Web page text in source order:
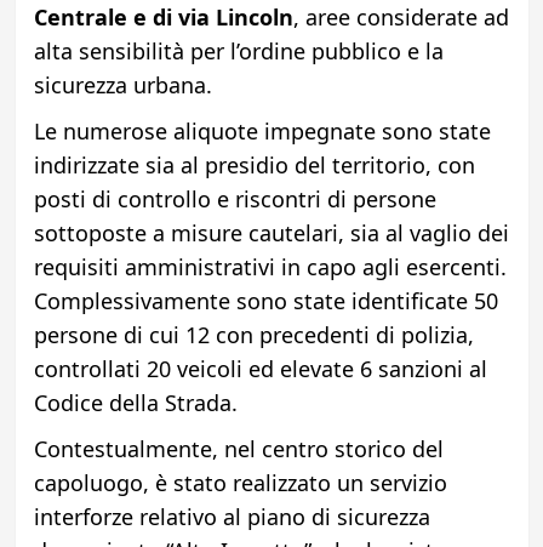
Centrale e di via Lincoln, aree considerate ad
alta sensibilità per l’ordine pubblico e la
sicurezza urbana.
Le numerose aliquote impegnate sono state
indirizzate sia al presidio del territorio, con
posti di controllo e riscontri di persone
sottoposte a misure cautelari, sia al vaglio dei
requisiti amministrativi in capo agli esercenti.
Complessivamente sono state identificate 50
persone di cui 12 con precedenti di polizia,
controllati 20 veicoli ed elevate 6 sanzioni al
Codice della Strada.
Contestualmente, nel centro storico del
capoluogo, è stato realizzato un servizio
interforze relativo al piano di sicurezza